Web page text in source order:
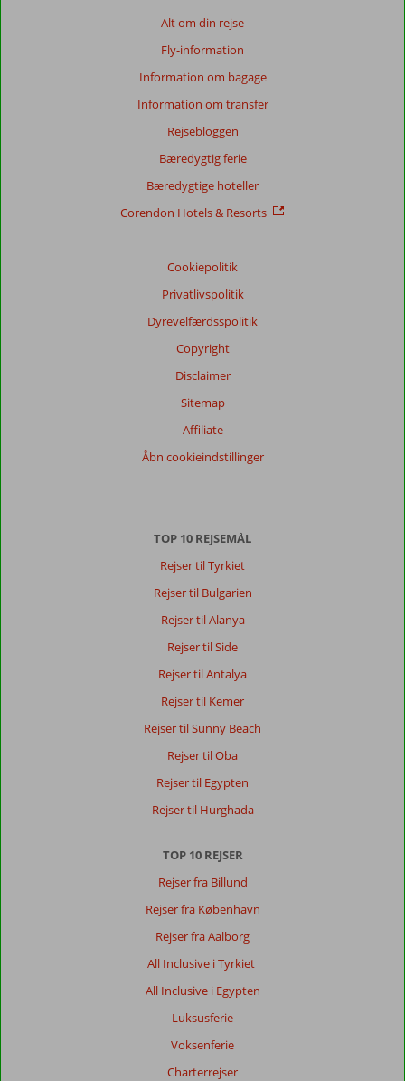
Alt om din rejse
Fly-information
Information om bagage
Information om transfer
Rejsebloggen
Bæredygtig ferie
Bæredygtige hoteller
Corendon Hotels & Resorts
Cookiepolitik
Privatlivspolitik
Dyrevelfærdsspolitik
Copyright
Disclaimer
Sitemap
Affiliate
Åbn cookieindstillinger
TOP 10 REJSEMÅL
Rejser til Tyrkiet
Rejser til Bulgarien
Rejser til Alanya
Rejser til Side
Rejser til Antalya
Rejser til Kemer
Rejser til Sunny Beach
Rejser til Oba
Rejser til Egypten
Rejser til Hurghada
TOP 10 REJSER
Rejser fra Billund
Rejser fra København
Rejser fra Aalborg
All Inclusive i Tyrkiet
All Inclusive i Egypten
Luksusferie
Voksenferie
Charterrejser